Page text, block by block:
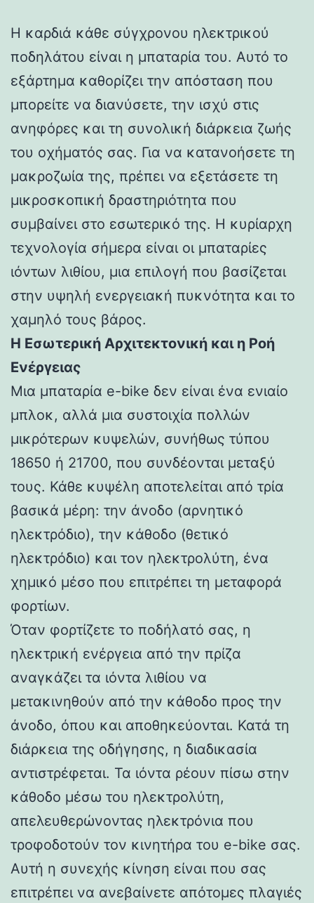
Η καρδιά κάθε σύγχρονου ηλεκτρικού
ποδηλάτου είναι η μπαταρία του. Αυτό το
εξάρτημα καθορίζει την απόσταση που
μπορείτε να διανύσετε, την ισχύ στις
ανηφόρες και τη συνολική διάρκεια ζωής
του οχήματός σας. Για να κατανοήσετε τη
μακροζωία της, πρέπει να εξετάσετε τη
μικροσκοπική δραστηριότητα που
συμβαίνει στο εσωτερικό της. Η κυρίαρχη
τεχνολογία σήμερα είναι οι μπαταρίες
ιόντων λιθίου, μια επιλογή που βασίζεται
στην υψηλή ενεργειακή πυκνότητα και το
χαμηλό τους βάρος.
Η Εσωτερική Αρχιτεκτονική και η Ροή
Ενέργειας
Μια μπαταρία e-bike δεν είναι ένα ενιαίο
μπλοκ, αλλά μια συστοιχία πολλών
μικρότερων κυψελών, συνήθως τύπου
18650 ή 21700, που συνδέονται μεταξύ
τους. Κάθε κυψέλη αποτελείται από τρία
βασικά μέρη: την άνοδο (αρνητικό
ηλεκτρόδιο), την κάθοδο (θετικό
ηλεκτρόδιο) και τον ηλεκτρολύτη, ένα
χημικό μέσο που επιτρέπει τη μεταφορά
φορτίων.
Όταν φορτίζετε το ποδήλατό σας, η
ηλεκτρική ενέργεια από την πρίζα
αναγκάζει τα ιόντα λιθίου να
μετακινηθούν από την κάθοδο προς την
άνοδο, όπου και αποθηκεύονται. Κατά τη
διάρκεια της οδήγησης, η διαδικασία
αντιστρέφεται. Τα ιόντα ρέουν πίσω στην
κάθοδο μέσω του ηλεκτρολύτη,
απελευθερώνοντας ηλεκτρόνια που
τροφοδοτούν τον κινητήρα του e-bike σας.
Αυτή η συνεχής κίνηση είναι που σας
επιτρέπει να ανεβαίνετε απότομες πλαγιές